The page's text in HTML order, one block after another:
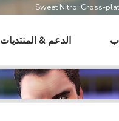
Sweet Nitro: Cross-
الدعم & المنتديات